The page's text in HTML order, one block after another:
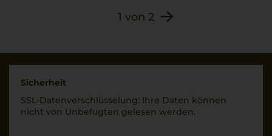
1 von 2
Sicherheit
SSL-Daten­verschlüs­selung: Ihre Daten können
nicht von Unbe­fugten gelesen werden.